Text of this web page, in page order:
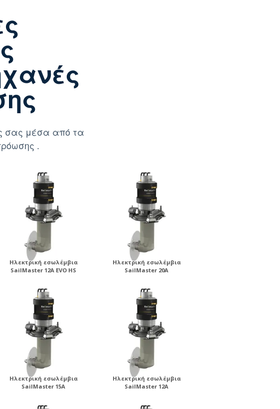
σας μέσα από τα
.
Ηλεκτρική εσωλέμβια
SailMaster 12A EVO HS
Ηλεκτρική εσωλέμβια
SailMaster 20A
Ηλεκτρική εσωλέμβια
SailMaster 15A
Ηλεκτρική εσωλέμβια
SailMaster 12A